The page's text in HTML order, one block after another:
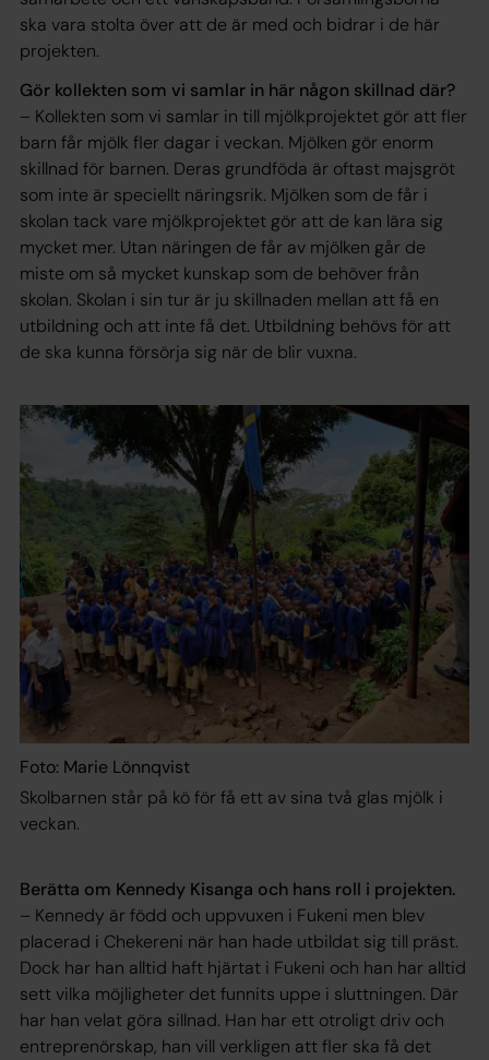
ska vara stolta över att de är med och bidrar i de här
projekten.
Gör kollekten som vi samlar in här någon skillnad där?
– Kollekten som vi samlar in till mjölkprojektet gör att fler
barn får mjölk fler dagar i veckan. Mjölken gör enorm
skillnad för barnen. Deras grundföda är oftast majsgröt
som inte är speciellt näringsrik. Mjölken som de får i
skolan tack vare mjölkprojektet gör att de kan lära sig
mycket mer. Utan näringen de får av mjölken går de
miste om så mycket kunskap som de behöver från
skolan. Skolan i sin tur är ju skillnaden mellan att få en
utbildning och att inte få det. Utbildning behövs för att
de ska kunna försörja sig när de blir vuxna.
Foto: Marie Lönnqvist
Skolbarnen står på kö för få ett av sina två glas mjölk i
veckan.
Berätta om Kennedy Kisanga och hans roll i projekten.
– Kennedy är född och uppvuxen i Fukeni men blev
placerad i Chekereni när han hade utbildat sig till präst.
Dock har han alltid haft hjärtat i Fukeni och han har alltid
sett vilka möjligheter det funnits uppe i sluttningen. Där
har han velat göra sillnad. Han har ett otroligt driv och
entreprenörskap, han vill verkligen att fler ska få det